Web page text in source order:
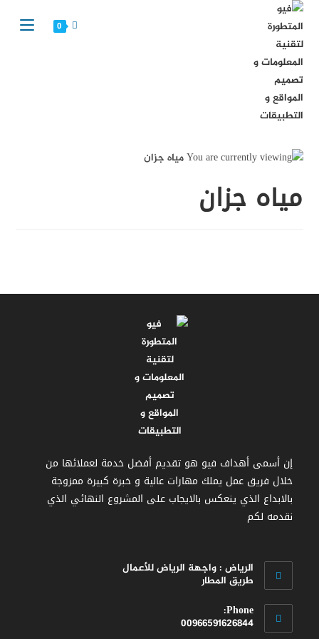
Skip
content
0
مياه جزان
إن أسمى أهداف فيو هو تقديم أفضل خدمة لعملائها من
خلال فريق عمل يملك مهارات عالية و خبرة كبيرة ممزوجة
بالابداع الذي ينعكس بالايجاب على المشروع النهائي الذي
نقدمه لكم
الرياض : واجهة الرياض للأعمال
طريق المطار
Phone:
00966591626844